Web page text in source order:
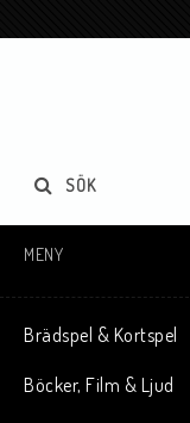
SÖK
MENY
Brädspel & Kortspel
Böcker, Film & Ljud